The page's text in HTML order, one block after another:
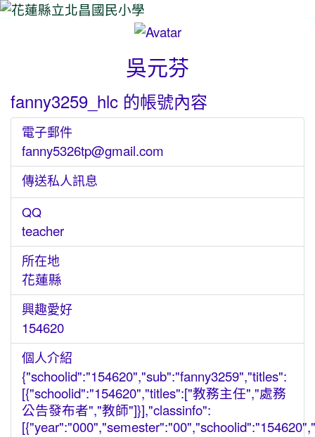
吳元芬
fanny3259_hlc 的帳號內容
電子郵件
fanny5326tp@gmail.com
傳送私人訊息
QQ
teacher
所在地
花蓮縣
興趣愛好
154620
個人介紹
{"schoolid":"154620","sub":"fanny3259","titles":
[{"schoolid":"154620","titles":["教務主任","處務
公告發布者","教師"]}],"classinfo":